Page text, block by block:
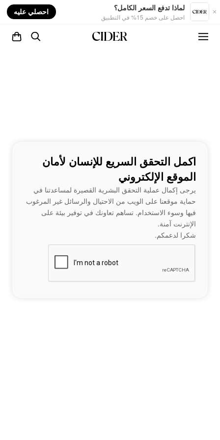
لماذا تدفع السعر الكامل؟
احصل على خصم 15% في التطبيق
احصلي عليه
اكمل التحقق السريع للإنسان لأمان
الموقع الإلكتروني
يرجى إكمال عملية التحقق البشرية القصيرة لمساعدتنا في
حماية موقعنا على الويب من الاحتيال والرسائل غير المرغوب
فيها وسوء الاستخدام. تساهم تعاونك في توفير بيئة على
الإنترنت آمنة.
شكرا لدعمكم.